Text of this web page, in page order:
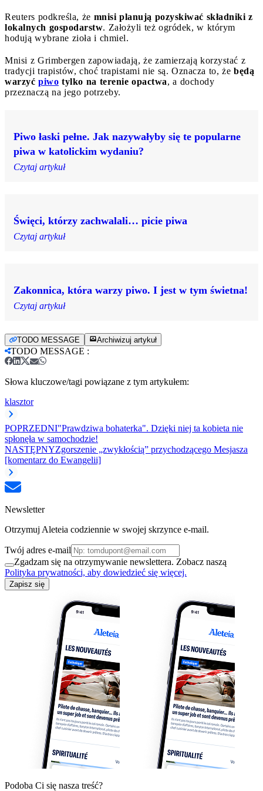
Reuters podkreśla, że mnisi planują pozyskiwać składniki z
lokalnych gospodarstw. Założyli też ogródek, w którym
hodują wybrane zioła i chmiel.
Mnisi z Grimbergen zapowiadają, że zamierzają korzystać z
tradycji trapistów, choć trapistami nie są. Oznacza to, że będą
warzyć piwo tylko na terenie opactwa, a dochody
przeznaczą na jego potrzeby.
Piwo łaski pełne. Jak nazywałyby się te popularne
piwa w katolickim wydaniu?
Czytaj artykuł
Święci, którzy zachwalali… picie piwa
Czytaj artykuł
Zakonnica, która warzy piwo. I jest w tym świetna!
Czytaj artykuł
TODO MESSAGE Archiwizuj artykuł
TODO MESSAGE :
Słowa kluczowe/tagi powiązane z tym artykułem:
klasztor
POPRZEDNI"Prawdziwa bohaterka". Dzięki niej ta kobieta nie
spłonęła w samochodzie!
NASTĘPNYZgorszenie „zwykłością” przychodzącego Mesjasza
[komentarz do Ewangelii]
Newsletter
Otrzymuj Aleteia codziennie w swojej skrzynce e-mail.
Twój adres e-mail
Zgadzam się na otrzymywanie newslettera. Zobacz naszą
Polityka prywatności, aby dowiedzieć się więcej.
Zapisz się
Podoba Ci się nasza treść?